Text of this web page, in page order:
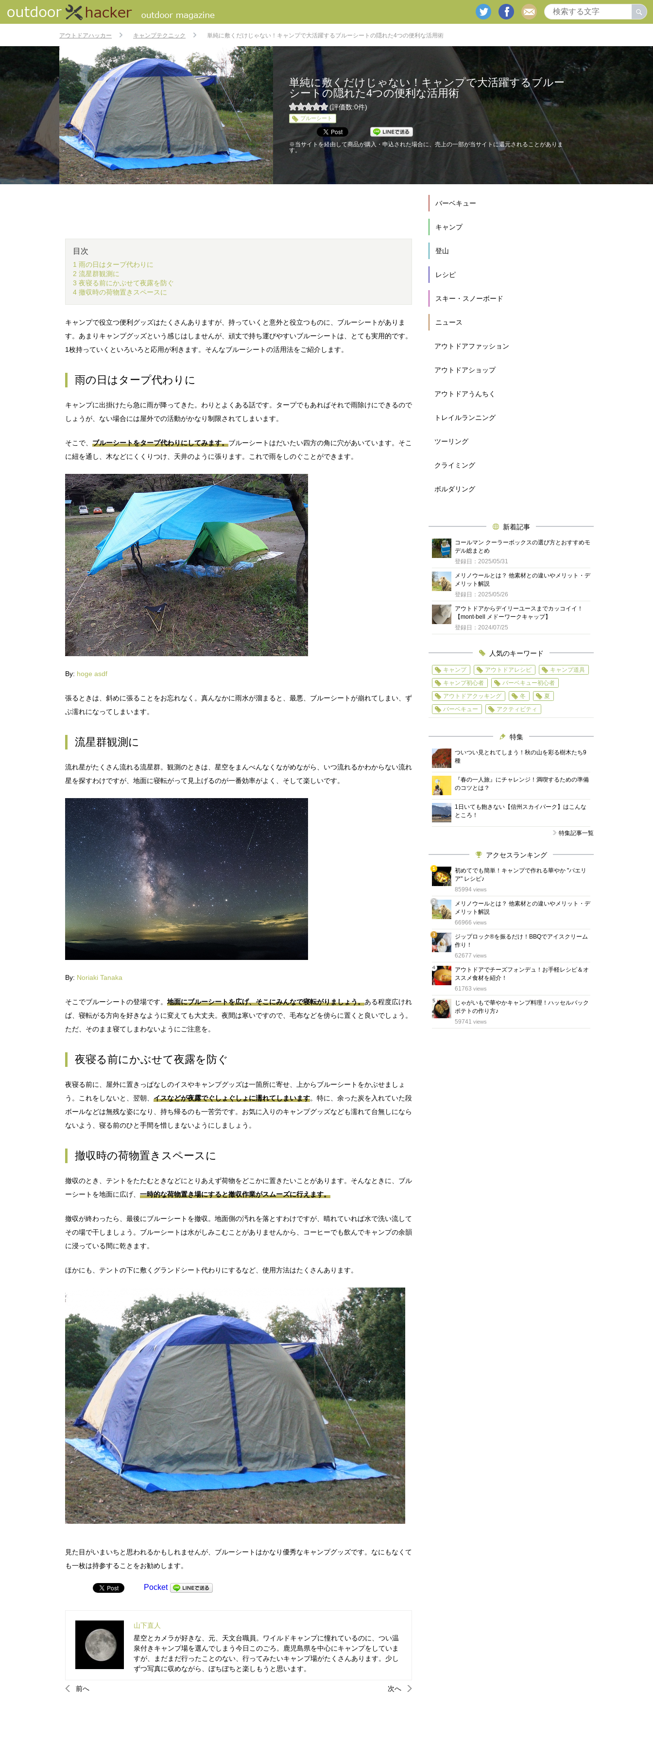
アウトドアハッカー キャンプテクニック 単純に敷くだけじゃない！キャンプで大活躍するブルーシートの隠れた4つの便利な活用術
単純に敷くだけじゃない！キャンプで大活躍するブルー
シートの隠れた4つの便利な活用術
0
5
(評価数:0件)
ブルーシート
※当サイトを経由して商品が購入・申込された場合に、売上の一部が当サイトに還元されることがありま
す。
目次
1 雨の日はタープ代わりに
2 流星群観測に
3 夜寝る前にかぶせて夜露を防ぐ
4 撤収時の荷物置きスペースに
キャンプで役立つ便利グッズはたくさんありますが、持っていくと意外と役立つものに、ブルーシートがありま
す。あまりキャンプグッズという感じはしませんが、頑丈で持ち運びやすいブルーシートは、とても実用的です。
1枚持っていくといろいろと応用が利きます。そんなブルーシートの活用法をご紹介します。
雨の日はタープ代わりに
キャンプに出掛けたら急に雨が降ってきた。わりとよくある話です。タープでもあればそれで雨除けにできるので
しょうが、ない場合には屋外での活動がかなり制限されてしまいます。
そこで、 ブルーシートをタープ代わりにしてみます。ブルーシートはだいたい四方の角に穴があいています。そこ
に紐を通し、木などにくくりつけ、天井のように張ります。これで雨をしのぐことができます。
By: hoge asdf
張るときは、斜めに張ることをお忘れなく。真んなかに雨水が溜まると、最悪、ブルーシートが崩れてしまい、ず
ぶ濡れになってしまいます。
流星群観測に
流れ星がたくさん流れる流星群。観測のときは、星空をまんべんなくながめながら、いつ流れるかわからない流れ
星を探すわけですが、地面に寝転がって見上げるのが一番効率がよく、そして楽しいです。
By: Noriaki Tanaka
そこでブルーシートの登場です。 地面にブルーシートを広げ、そこにみんなで寝転がりましょう。ある程度広けれ
ば、寝転がる方向を好きなように変えても大丈夫。夜間は寒いですので、毛布などを傍らに置くと良いでしょう。
ただ、そのまま寝てしまわないようにご注意を。
夜寝る前にかぶせて夜露を防ぐ
夜寝る前に、屋外に置きっぱなしのイスやキャンプグッズは一箇所に寄せ、上からブルーシートをかぶせましょ
う。これをしないと、翌朝、 イスなどが夜露でぐしょぐしょに濡れてしまいます。特に、余った炭を入れていた段
ボールなどは無残な姿になり、持ち帰るのも一苦労です。お気に入りのキャンプグッズなども濡れて台無しになら
ないよう、寝る前のひと手間を惜しまないようにしましょう。
撤収時の荷物置きスペースに
撤収のとき、テントをたたむときなどにとりあえず荷物をどこかに置きたいことがあります。そんなときに、ブル
ーシートを地面に広げ、 一時的な荷物置き場にすると撤収作業がスムーズに行えます。
撤収が終わったら、最後にブルーシートを撤収。地面側の汚れを落とすわけですが、晴れていれば水で洗い流して
その場で干しましょう。ブルーシートは水がしみこむことがありませんから、コーヒーでも飲んでキャンプの余韻
に浸っている間に乾きます。
ほかにも、テントの下に敷くグランドシート代わりにするなど、使用方法はたくさんあります。
見た目がいまいちと思われるかもしれませんが、ブルーシートはかなり優秀なキャンプグッズです。なにもなくて
も一枚は持参することをお勧めします。
Pocket
山下直人
星空とカメラが好きな、元、天文台職員。ワイルドキャンプに憧れているのに、つい温
泉付きキャンプ場を選んでしまう今日このごろ。鹿児島県を中心にキャンプをしていま
すが、まだまだ行ったことのない、行ってみたいキャンプ場がたくさんあります。少し
ずつ写真に収めながら、ぼちぼちと楽しもうと思います。
前へ 次へ
バーベキュー
キャンプ
登山
レシピ
スキー・スノーボード
ニュース
アウトドアファッション
アウトドアショップ
アウトドアうんちく
トレイルランニング
ツーリング
クライミング
ボルダリング
新着記事
コールマン クーラーボックスの選び方とおすすめモ
デル総まとめ
登録日：2025/05/31
メリノウールとは？ 他素材との違いやメリット・デ
メリット解説
登録日：2025/05/26
アウトドアからデイリーユースまでカッコイイ！
【mont-bell メドーワークキャップ】
登録日：2024/07/25
人気のキーワード
キャンプ アウトドアレシピ
キャンプ道具
キャンプ初心者
バーベキュー初心者
アウトドアクッキング
冬
夏
バーベキュー
アクティビティ
特集
ついつい見とれてしまう！秋の山を彩る樹木たち9
種
『春の一人旅』にチャレンジ！満喫するための準備
のコツとは？
1日いても飽きない【信州スカイパーク】はこんな
ところ！
特集記事一覧
アクセスランキング
1
位
初めてでも簡単！キャンプで作れる華やか "パエリ
ア" レシピ♪
85994 views
2
位
メリノウールとは？ 他素材との違いやメリット・デ
メリット解説
66966 views
3
位
ジップロック®を振るだけ！BBQでアイスクリーム
作り！
62677 views
4
位
アウトドアでチーズフォンデュ！お手軽レシピ＆オ
ススメ食材を紹介！
61763 views
5
位
じゃがいもで華やかキャンプ料理！ハッセルバック
ポテトの作り方♪
59741 views